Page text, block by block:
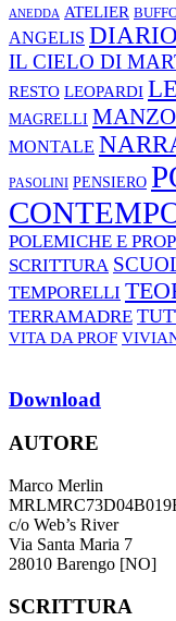
ANEDDA ATELIER
ANGELIS DIARIO
IL CIELO DI
RESTO LEOPARDI
MAGRELLI
MONTALE
PASOLINI PENSIERO
POLEMICHE E
SCRITTURA
TEMPORELLI
TERRAMADRE
VITA DA PROF
Download
AUTORE
Marco Merlin
c/o Web’s River
Via Santa Maria 7
28010 Barengo [NO]
SCRITTURA